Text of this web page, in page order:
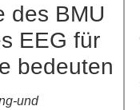
des BMU
EEG für
bedeuten
und